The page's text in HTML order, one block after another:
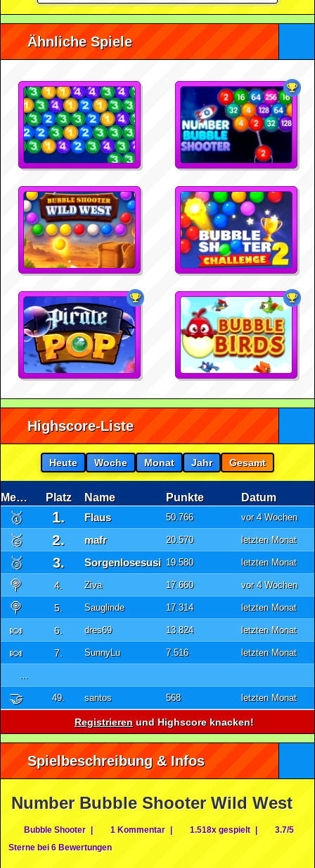
Ähnliche Spiele
Highscore-Liste
Heute Woche Monat Jahr Gesamt
Medaille Platz Name Punkte Datum
🥇 1. Flaus 50.766 vor 4 Wochen
🥈 2. mafr 20.570 letzten Monat
🥉 3. Sorgenlosesusi 19.580 letzten Monat
🍭 4. Ziva 17.660 vor 4 Wochen
🍭 5. Sauglinde 17.314 letzten Monat
🍬 6. dres69 13.824 letzten Monat
🍬 7. SunnyLu 7.516 letzten Monat
...
🤝 49. santos 568 letzten Monat
Registrieren und Highscore knacken!
Spielbeschreibung & Infos
Number Bubble Shooter Wild West
Bubble Shooter | 1 Kommentar | 1.518x gespielt |
3.7/5
Sterne bei 6 Bewertungen